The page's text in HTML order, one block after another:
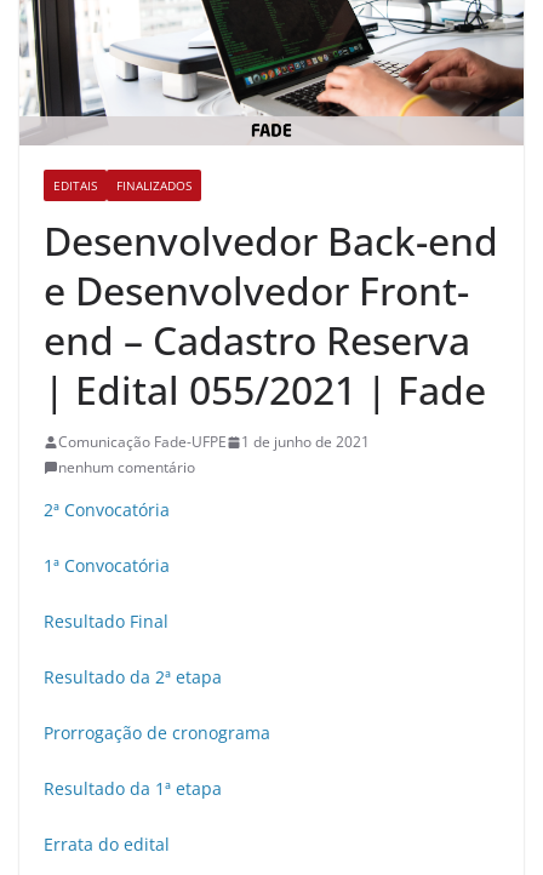
EDITAIS FINALIZADOS
Desenvolvedor Back-end
e Desenvolvedor Front-
end – Cadastro Reserva
| Edital 055/2021 | Fade
Comunicação Fade-UFPE
1 de junho de 2021
nenhum comentário
2ª Convocatória
1ª Convocatória
Resultado Final
Resultado da 2ª etapa
Prorrogação de cronograma
Resultado da 1ª etapa
Errata do edital